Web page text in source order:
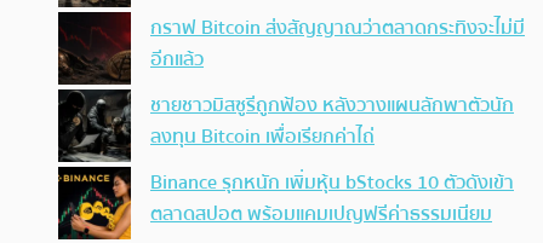
กราฟ Bitcoin ส่งสัญญาณว่าตลาดกระทิงจะไม่มี
อีกแล้ว
ชายชาวมิสซูรีถูกฟ้อง หลังวางแผนลักพาตัวนัก
ลงทุน Bitcoin เพื่อเรียกค่าไถ่
Binance รุกหนัก เพิ่มหุ้น bStocks 10 ตัวดังเข้า
ตลาดสปอต พร้อมแคมเปญฟรีค่าธรรมเนียม